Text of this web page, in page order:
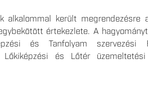
alkalommal került megrendezésre
értekezlete. A
és Tanfolyam szervezési
Lőkiképzési és Lőtér